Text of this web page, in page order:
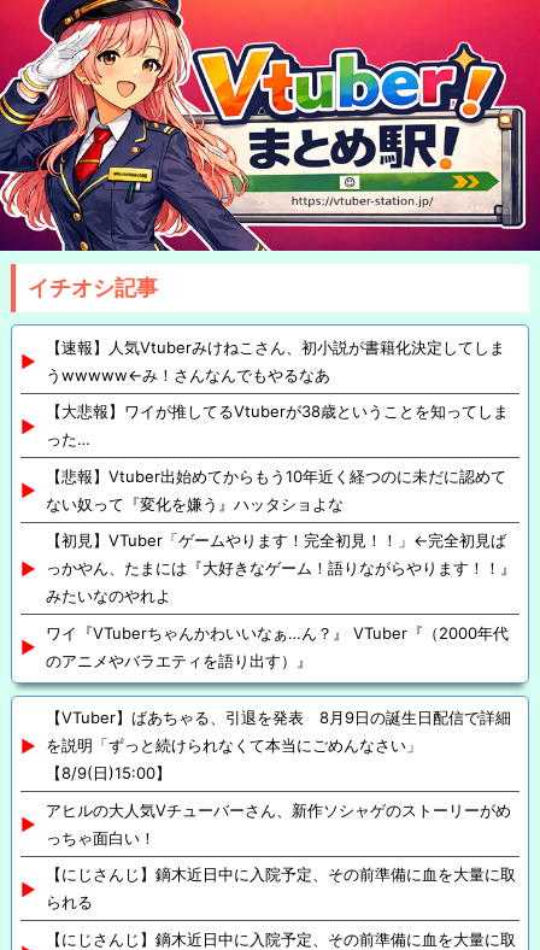
イチオシ記事
【速報】人気Vtuberみけねこさん、初小説が書籍化決定してしま
うwwwww←み！さんなんでもやるなあ
【大悲報】ワイが推してるVtuberが38歳ということを知ってしま
った…
【悲報】Vtuber出始めてからもう10年近く経つのに未だに認めて
ない奴って『変化を嫌う』ハッタショよな
【初見】VTuber「ゲームやります！完全初見！！」←完全初見ば
っかやん、たまには『大好きなゲーム！語りながらやります！！』
みたいなのやれよ
ワイ『VTuberちゃんかわいいなぁ…ん？』 VTuber『（2000年代
のアニメやバラエティを語り出す）』
【VTuber】ばあちゃる、引退を発表 8月9日の誕生日配信で詳細
を説明「ずっと続けられなくて本当にごめんなさい」
【8/9(日)15:00】
アヒルの大人気Vチューバーさん、新作ソシャゲのストーリーがめ
っちゃ面白い！
【にじさんじ】鏑木近日中に入院予定、その前準備に血を大量に取
られる
【にじさんじ】鏑木近日中に入院予定、その前準備に血を大量に取